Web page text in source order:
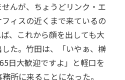
んが、ちょうどリンク・エ
ィスの近くまで来ているの
、これから顔を出しても大
た。竹田は、「いやぁ、榊
日大歓迎ですよ」と軽口を
所に来ることになった。